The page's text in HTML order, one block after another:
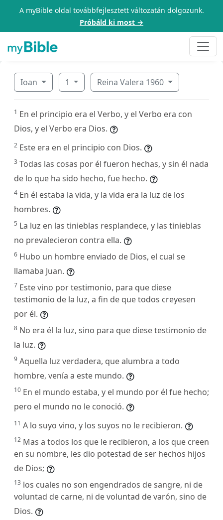
A myBible oldal továbbfejlesztett változatán dolgozunk.
Próbáld ki most →
Ioan 1 Reina Valera 1960
1 En el principio era el Verbo, y el Verbo era con
Dios, y el Verbo era Dios.
2 Este era en el principio con Dios.
3 Todas las cosas por él fueron hechas, y sin él nada
de lo que ha sido hecho, fue hecho.
4 En él estaba la vida, y la vida era la luz de los
hombres.
5 La luz en las tinieblas resplandece, y las tinieblas
no prevalecieron contra ella.
6 Hubo un hombre enviado de Dios, el cual se
llamaba Juan.
7 Este vino por testimonio, para que diese
testimonio de la luz, a fin de que todos creyesen
por él.
8 No era él la luz, sino para que diese testimonio de
la luz.
9 Aquella luz verdadera, que alumbra a todo
hombre, venía a este mundo.
10 En el mundo estaba, y el mundo por él fue hecho;
pero el mundo no le conoció.
11 A lo suyo vino, y los suyos no le recibieron.
12 Mas a todos los que le recibieron, a los que creen
en su nombre, les dio potestad de ser hechos hijos
de Dios;
13 los cuales no son engendrados de sangre, ni de
voluntad de carne, ni de voluntad de varón, sino de
Dios.